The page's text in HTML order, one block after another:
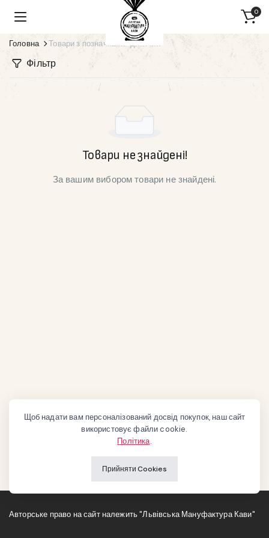
0
Головна Товари з позначками “дитячий”
Фільтр
Товари не знайдені!
За вашим вибором товари не знайдені.
Авторське право на сайт належить "Львівська Мануфактура Кави"
Щоб надати вам персоналізований досвід покупок, наш сайт
використовує файли cookie.
Політика.
Прийняти Cookies